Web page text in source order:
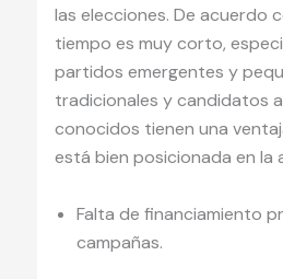
las elecciones. De acuerdo
tiempo es muy corto,
partidos emergentes y
tradicionales y candidatos
conocidos tienen una
está bien posicionada en la
Falta de financiamiento
campañas.